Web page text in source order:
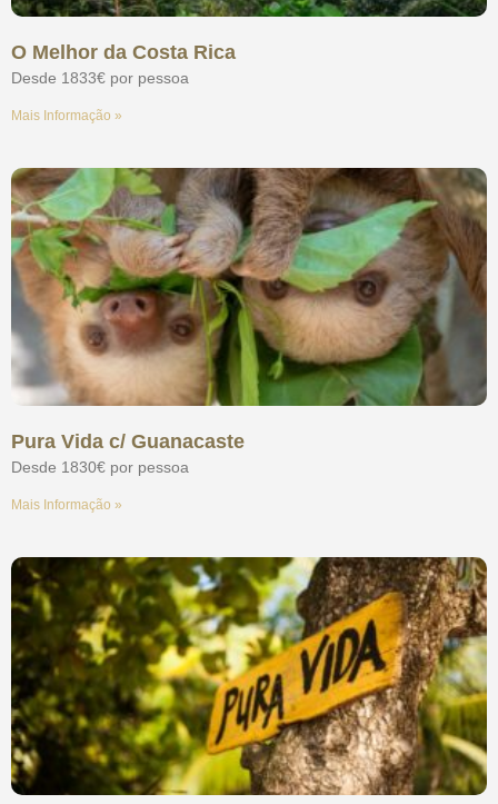
O Melhor da Costa Rica
Desde 1833€ por pessoa
Mais Informação »
Pura Vida c/ Guanacaste
Desde 1830€ por pessoa
Mais Informação »